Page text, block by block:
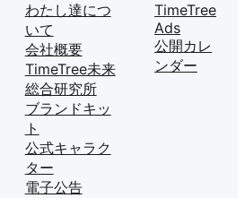
わたし達につ
いて
会社概要
TimeTree未来
総合研究所
ブランドキッ
ト
公式キャラク
ター
電子公告
TimeTree
Ads
公開カレ
ンダー